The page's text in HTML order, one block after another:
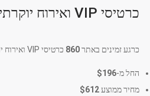
כרטיסי VIP ואירוח יוקרתי בפריז סן ז'רמן
כרגע זמינים באתר860 כרטיסי VIP ואירוח יוקרתי למשחקי PSG.
החל מ-$196
מחיר ממוצע$612